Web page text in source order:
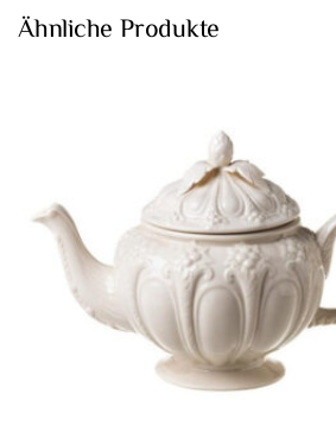
Ähnliche Produkte